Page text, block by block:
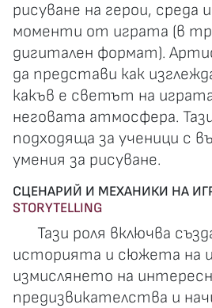
рисуване на герои, среда
моменти от играта (в
дигитален формат).
да представи как
какъв е светът на
неговата атмосфера.
подходяща за ученици с
умения за рисуване.
СЦЕНАРИЙ И МЕХАНИКИ НА
STORYTELLING
Тази роля включва
историята и сюжета на
измислянето на
предизвикателства и